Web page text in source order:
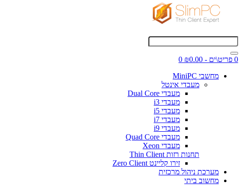
0 פריט\ים - ₪0.00
0
מחשבי MiniPC
מעבדי אינטל
מעבדי Dual Core
מעבדי i3
מעבדי i5
מעבדי i7
מעבדי i9
מעבדי Quad Core
מעבדי Xeon
תחנות רזות Thin Client
זירו קליינט Zero Client
מערכת ניהול מרכזית
מחשוב ביתי